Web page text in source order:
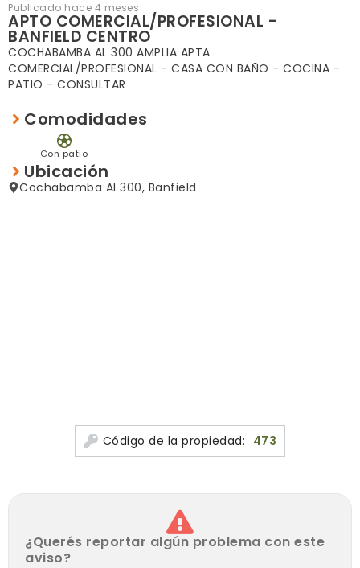
Publicado hace 4 meses
APTO COMERCIAL/PROFESIONAL -
BANFIELD CENTRO
COCHABAMBA AL 300 AMPLIA APTA
COMERCIAL/PROFESIONAL - CASA CON BAÑO - COCINA -
PATIO - CONSULTAR
Comodidades
Con patio
Ubicación
Cochabamba Al 300, Banfield
Código de la propiedad: 473
¿Querés reportar algún problema con este
aviso?